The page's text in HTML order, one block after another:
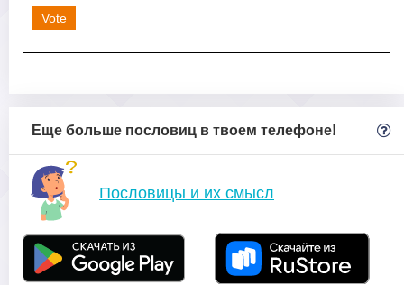
Vote
Еще больше пословиц в твоем телефоне!
Пословицы и их смысл